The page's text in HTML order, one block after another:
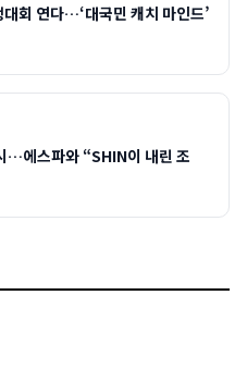
회 연다…‘대국민 캐치 마인드’
…에스파와 “SHIN이 내린 조